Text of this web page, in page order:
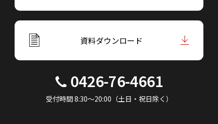
資料ダウンロード
0426-76-4661
受付時間 8:30～20:00（土日・祝日除く）